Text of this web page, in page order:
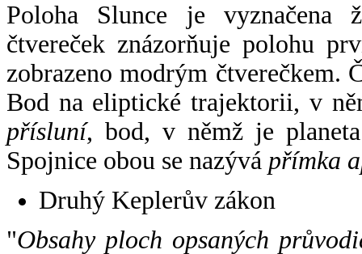
Poloha Slunce je vyznačena
čtvereček znázorňuje polohu
zobrazeno modrým čtverečkem.
Bod na eliptické trajektorii, v
přísluní, bod, v němž je
Spojnice obou se nazývá přímka
Druhý Keplerův zákon
"Obsahy ploch opsaných